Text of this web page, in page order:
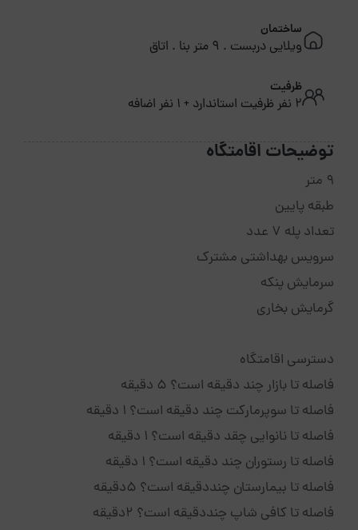
ساختمان
ویلایی دربست . 9 متر بنا . اتاق
ظرفیت
2 نفر ظرفیت استاندارد + 1 نفر اضافه
توضیحات اقامتگاه
9 متر
طبقه پایین
تعداد پله 7 عدد
سرویس بهداشتی مشترک
سرمایش پنکه
گرمایش بخاری
دسترسی اقامتگاه
فاصله تا بازار چند دقیقه است؟ 5 دقیقه
فاصله تا سوپرمارکت چند دقیقه است؟ 1 دقیقه
فاصله تا نانوایی چقد دقیقه است؟ 1 دقیقه
فاصله تا رستوران چند دقیقه است؟ 1 دقیقه
فاصله تا بیمارستان چنددقیقه است؟ 5دقیقه
فاصله تا کافی شاپ چنددقیقه است؟ 2دقیقه